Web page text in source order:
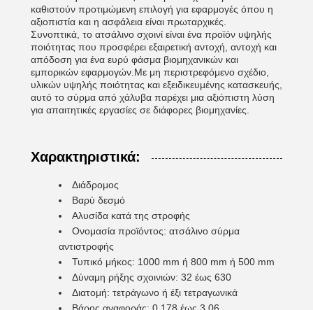
καθιστούν προτιμώμενη επιλογή για εφαρμογές όπου η
αξιοπιστία και η ασφάλεια είναι πρωταρχικές.
Συνοπτικά, το ατσάλινο σχοινί είναι ένα προϊόν υψηλής
ποιότητας που προσφέρει εξαιρετική αντοχή, αντοχή και
απόδοση για ένα ευρύ φάσμα βιομηχανικών και
εμπορικών εφαρμογών.Με μη περιστρεφόμενο σχέδιο,
υλικών υψηλής ποιότητας και εξειδικευμένης κατασκευής,
αυτό το σύρμα από χάλυβα παρέχει μια αξιόπιστη λύση
για απαιτητικές εργασίες σε διάφορες βιομηχανίες.
Χαρακτηριστικά:
Διάδρομος
Βαρύ δεσμό
Αλυσίδα κατά της στροφής
Ονομασία προϊόντος: ατσάλινο σύρμα
αντιστροφής
Τυπικό μήκος: 1000 mm ή 800 mm ή 500 mm
Δύναμη ρήξης σχοινιών: 32 έως 630
Διατομή: τετράγωνο ή έξι τετραγωνικά